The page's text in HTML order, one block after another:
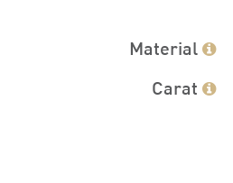
Material
Carat